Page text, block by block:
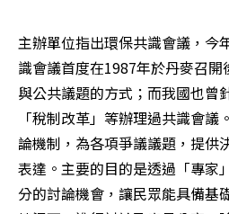
主辦單位指出環保共識會議，今
識會議首度在1987年於丹麥召
與公共議題的方式；而我國也曾
「稅制改革」等辦理過共識會
論機制，為各項爭議議題，提供
表達。主要的目的是透過「專家
分的討論機會，讓民眾能具備基